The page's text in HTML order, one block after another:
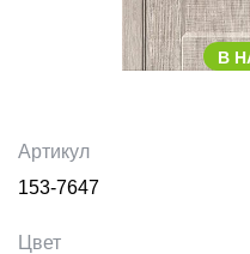
В
Артикул
153-7647
Цвет